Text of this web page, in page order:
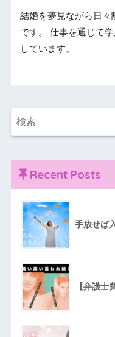
結婚を夢見ながら日々
です。 仕事を通じて
しています。
Recent Posts
手放せば
【弁護士